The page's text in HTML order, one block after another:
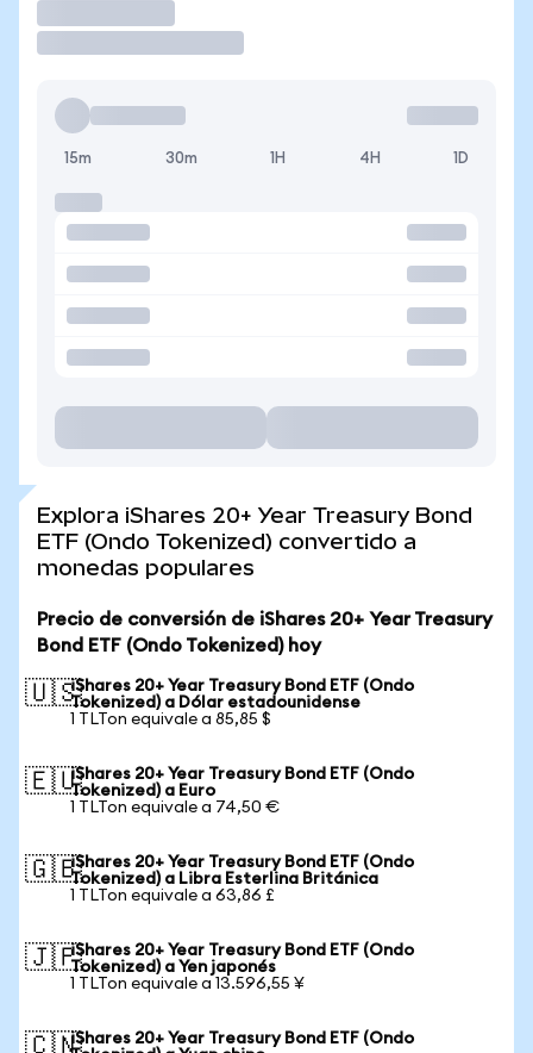
15m 30m 1H 4H 1D
Explora iShares 20+ Year Treasury Bond
ETF (Ondo Tokenized) convertido a
monedas populares
Precio de conversión de iShares 20+ Year Treasury
Bond ETF (Ondo Tokenized) hoy
🇺🇸iShares 20+ Year Treasury Bond ETF (Ondo
Tokenized) a Dólar estadounidense
1 TLTon equivale a 85,85 $
🇪🇺iShares 20+ Year Treasury Bond ETF (Ondo
Tokenized) a Euro
1 TLTon equivale a 74,50 €
🇬🇧iShares 20+ Year Treasury Bond ETF (Ondo
Tokenized) a Libra Esterlina Británica
1 TLTon equivale a 63,86 £
🇯🇵iShares 20+ Year Treasury Bond ETF (Ondo
Tokenized) a Yen japonés
1 TLTon equivale a 13.596,55 ¥
🇨🇳iShares 20+ Year Treasury Bond ETF (Ondo